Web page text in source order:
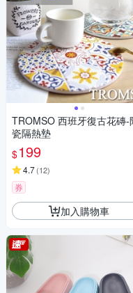
TROMSO 西班牙復古花磚-
瓷隔熱墊
$199
4.7(12)
券
加入購物車